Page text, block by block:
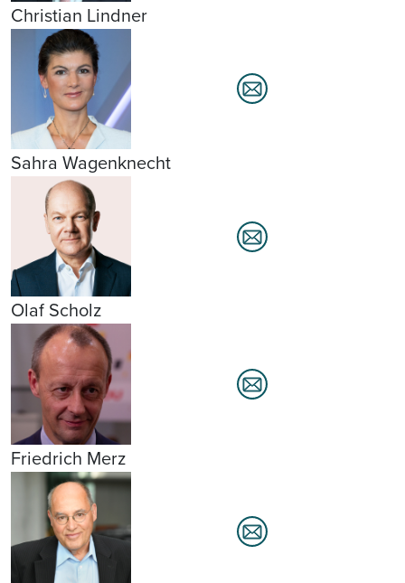
Christian Lindner
Sahra Wagenknecht
Olaf Scholz
Friedrich Merz